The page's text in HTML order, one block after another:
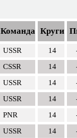
Команда Круги
USSR 14
CSSR 14
USSR 14
USSR 14
PNR 14
USSR 14